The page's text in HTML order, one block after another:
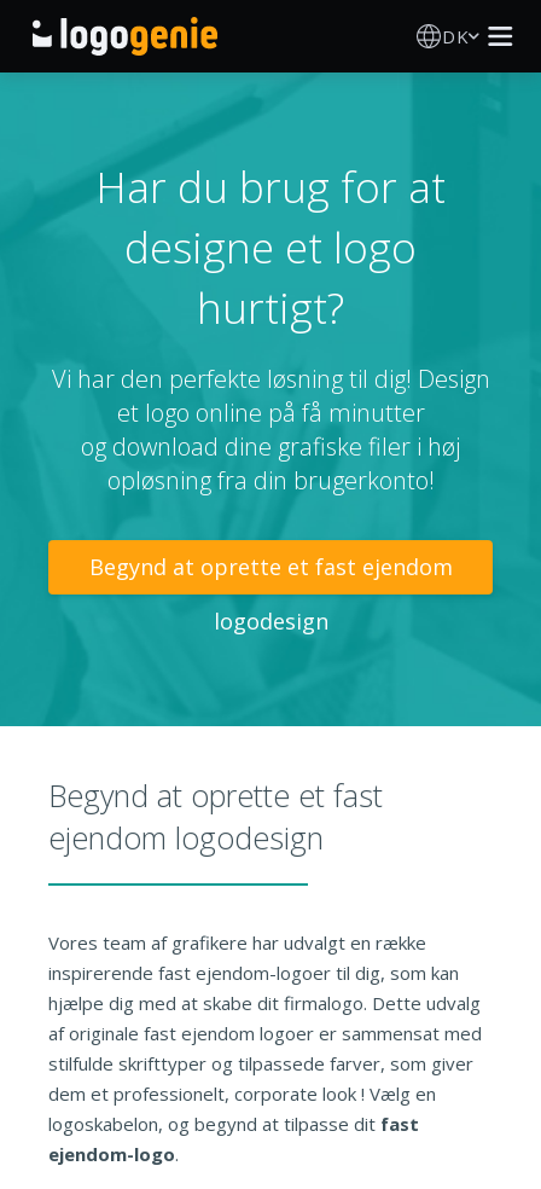
DK
AI logogenerator
Logoidéer
Trykte produkter
Om
Har du brug for at
designe et logo
hurtigt?
Vi har den perfekte løsning til dig! Design
et logo online på få minutter
og download dine grafiske filer i høj
opløsning fra din brugerkonto!
Begynd at oprette et fast ejendom
logodesign
Begynd at oprette et fast
ejendom logodesign
Vores team af grafikere har udvalgt en række
inspirerende fast ejendom-logoer til dig, som kan
hjælpe dig med at skabe dit firmalogo. Dette udvalg
af originale fast ejendom logoer er sammensat med
stilfulde skrifttyper og tilpassede farver, som giver
dem et professionelt, corporate look ! Vælg en
logoskabelon, og begynd at tilpasse dit fast
ejendom-logo.